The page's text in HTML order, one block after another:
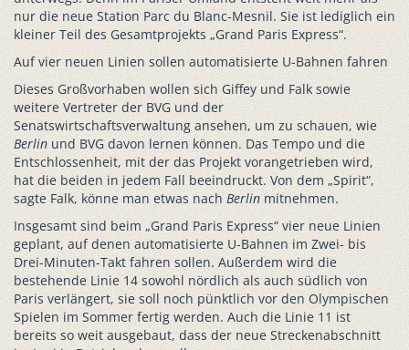
nur die neue Station Parc du Blanc-Mesnil. Sie ist lediglich ein
kleiner Teil des Gesamtprojekts „Grand Paris Express“.
Auf vier neuen Linien sollen automatisierte U-Bahnen fahren
Dieses Großvorhaben wollen sich Giffey und Falk sowie
weitere Vertreter der BVG und der
Senatswirtschaftsverwaltung ansehen, um zu schauen, wie
Berlin und BVG davon lernen können. Das Tempo und die
Entschlossenheit, mit der das Projekt vorangetrieben wird,
hat die beiden in jedem Fall beeindruckt. Von dem „Spirit“,
sagte Falk, könne man etwas nach Berlin mitnehmen.
Insgesamt sind beim „Grand Paris Express“ vier neue Linien
geplant, auf denen automatisierte U-Bahnen im Zwei- bis
Drei-Minuten-Takt fahren sollen. Außerdem wird die
bestehende Linie 14 sowohl nördlich als auch südlich von
Paris verlängert, sie soll noch pünktlich vor den Olympischen
Spielen im Sommer fertig werden. Auch die Linie 11 ist
bereits so weit ausgebaut, dass der neue Streckenabschnitt